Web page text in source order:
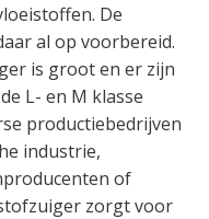
De
al op voorbereid.
is groot en er zijn
L- en M klasse
productiebedrijven
industrie,
of
zorgt voor